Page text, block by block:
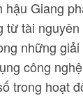
Giang
từ tài
những
công
trong hoạt